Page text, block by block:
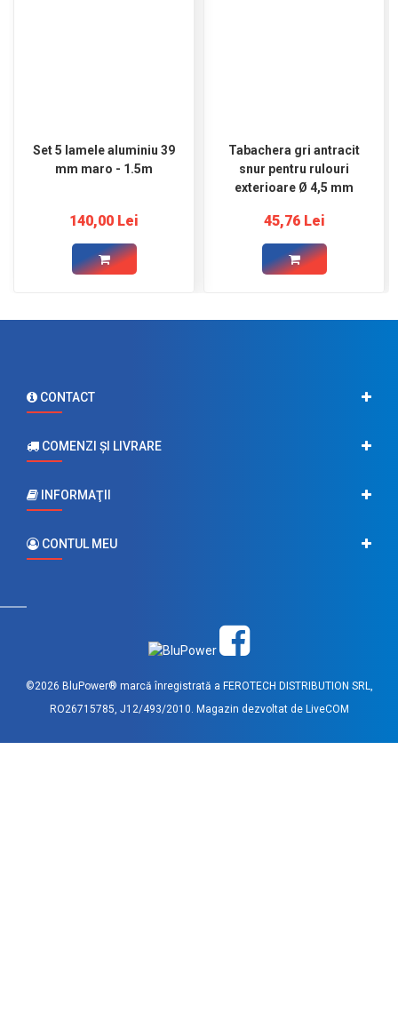
Set 5 lamele aluminiu 39
mm maro - 1.5m
140,00 Lei
Tabachera gri antracit
snur pentru rulouri
exterioare Ø 4,5 mm
45,76 Lei
CONTACT
COMENZI ŞI LIVRARE
INFORMAŢII
CONTUL MEU
©2026 BluPower® marcă înregistrată a FEROTECH DISTRIBUTION SRL,
RO26715785, J12/493/2010. Magazin dezvoltat de LiveCOM